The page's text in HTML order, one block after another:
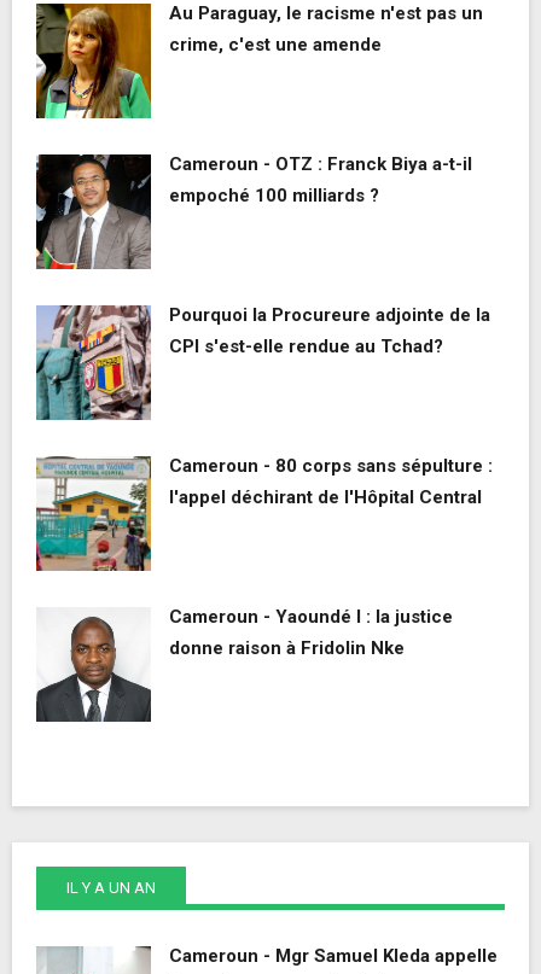
Au Paraguay, le racisme n'est pas un
crime, c'est une amende
Cameroun - OTZ : Franck Biya a-t-il
empoché 100 milliards ?
Pourquoi la Procureure adjointe de la
CPI s'est-elle rendue au Tchad?
Cameroun - 80 corps sans sépulture :
l'appel déchirant de l'Hôpital Central
Cameroun - Yaoundé I : la justice
donne raison à Fridolin Nke
IL Y A UN AN
Cameroun - Mgr Samuel Kleda appelle